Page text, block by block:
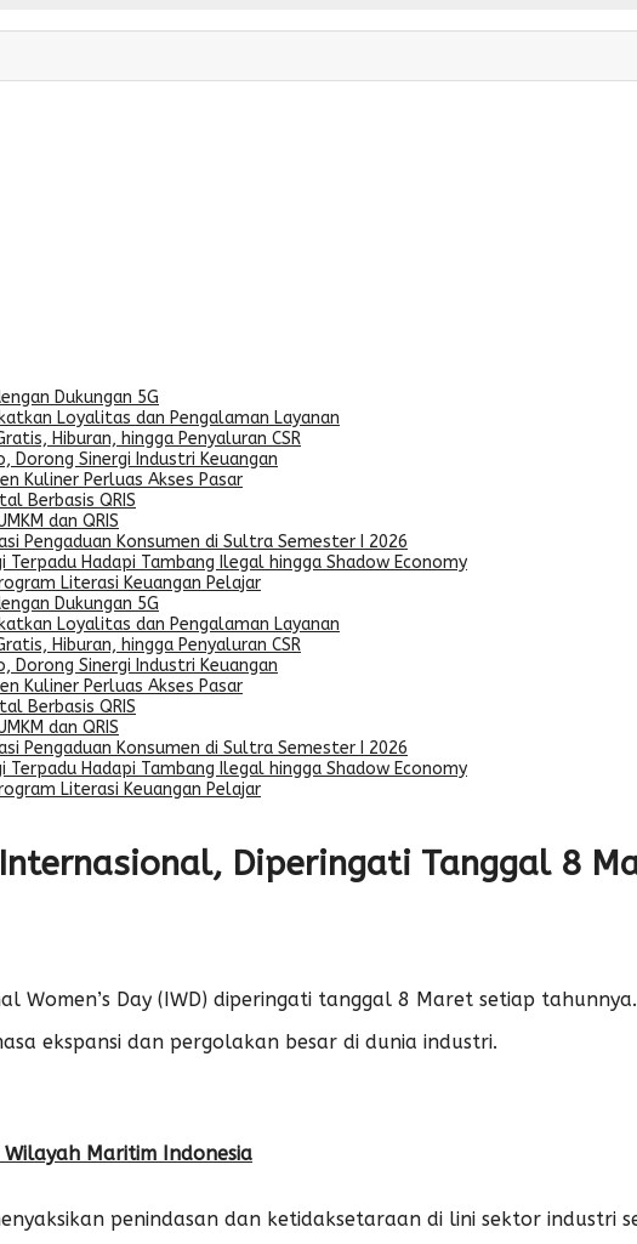
Dukungan 5G
Loyalitas dan Pengalaman Layanan
Hiburan, hingga Penyaluran CSR
Dorong Sinergi Industri Keuangan
Kuliner Perluas Akses Pasar
Berbasis QRIS
dan QRIS
Pengaduan Konsumen di Sultra Semester I 2026
Terpadu Hadapi Tambang Ilegal hingga Shadow Economy
Literasi Keuangan Pelajar
Dukungan 5G
Loyalitas dan Pengalaman Layanan
Hiburan, hingga Penyaluran CSR
Dorong Sinergi Industri Keuangan
Kuliner Perluas Akses Pasar
Berbasis QRIS
dan QRIS
Pengaduan Konsumen di Sultra Semester I 2026
Terpadu Hadapi Tambang Ilegal hingga Shadow Economy
Literasi Keuangan Pelajar
Diperingati Tanggal 8
Day (IWD) diperingati tanggal 8 Maret setiap tahunnya.
ekspansi dan pergolakan besar di dunia industri.
Maritim Indonesia
penindasan dan ketidaksetaraan di lini sektor industri